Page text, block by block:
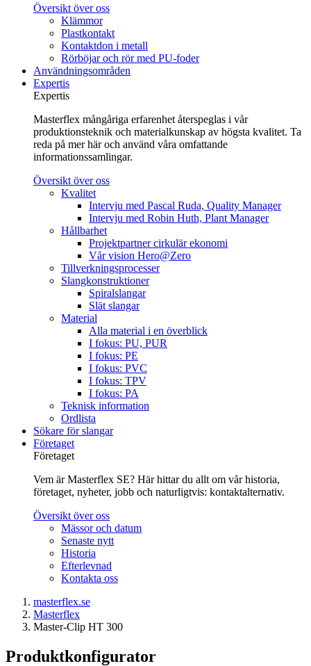
Översikt över oss
Klämmor
Plastkontakt
Kontaktdon i metall
Rörböjar och rör med PU-foder
Användningsområden
Expertis
Expertis
Masterflex mångåriga erfarenhet återspeglas i vår
produktionsteknik och materialkunskap av högsta kvalitet. Ta
reda på mer här och använd våra omfattande
informationssamlingar.
Översikt över oss
Kvalitet
Intervju med Pascal Ruda, Quality Manager
Intervju med Robin Huth, Plant Manager
Hållbarhet
Projektpartner cirkulär ekonomi
Vår vision Hero@Zero
Tillverkningsprocesser
Slangkonstruktioner
Spiralslangar
Slät slangar
Material
Alla material i en överblick
I fokus: PU, PUR
I fokus: PE
I fokus: PVC
I fokus: TPV
I fokus: PA
Teknisk information
Ordlista
Sökare för slangar
Företaget
Företaget
Vem är Masterflex SE? Här hittar du allt om vår historia,
företaget, nyheter, jobb och naturligtvis: kontaktalternativ.
Översikt över oss
Mässor och datum
Senaste nytt
Historia
Efterlevnad
Kontakta oss
masterflex.se
Masterflex
Master-Clip HT 300
Produktkonfigurator